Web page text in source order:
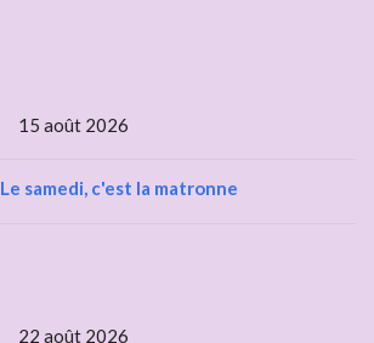
15 août 2026
Le samedi, c'est la matronne
22 août 2026